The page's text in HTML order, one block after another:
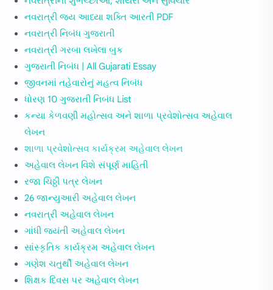
નવરાત્રી જય આધ્યા શક્તિ આરતી PDF
નવરાત્રી નિબંધ ગુજરાતી
નવરાત્રી ગરબા લખેલા બુક
ગુજરાતી નિબંધ | All Gujarati Essay
જીવનમાં તહેવારોનું મહત્વ નિબંધ
ધોરણ 10 ગુજરાતી નિબંધ List
કન્યા કેળવણી મહોત્સવ અને શાળા પ્રવેશોત્સવ અહેવાલ
લેખન
શાળા પ્રવેશોત્સવ કાર્યક્રમ અહેવાલ લેખન
અહેવાલ લેખન વિશે સંપૂર્ણ માહિતી
રજા ચિઠ્ઠી પત્ર લેખન
26 જાન્યુઆરી અહેવાલ લેખન
નવરાત્રી અહેવાલ લેખન
ગાંધી જયંતી અહેવાલ લેખન
સાંસ્કૃતિક કાર્યક્રમ અહેવાલ લેખન
ગણેશ ચતુર્થી અહેવાલ લેખન
શિક્ષક દિવસ પર અહેવાલ લેખન